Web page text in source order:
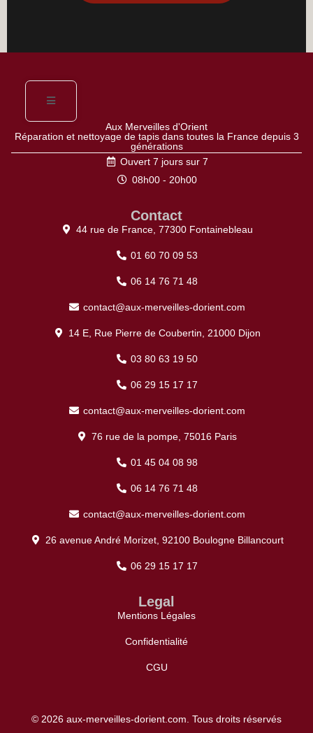
Aux Merveilles d'Orient
Réparation et nettoyage de tapis dans toutes la France depuis 3
générations
Ouvert 7 jours sur 7
08h00 - 20h00
Contact
44 rue de France, 77300 Fontainebleau
01 60 70 09 53
06 14 76 71 48
contact@aux-merveilles-dorient.com
14 E, Rue Pierre de Coubertin, 21000 Dijon
03 80 63 19 50
06 29 15 17 17
contact@aux-merveilles-dorient.com
76 rue de la pompe, 75016 Paris
01 45 04 08 98
06 14 76 71 48
contact@aux-merveilles-dorient.com
26 avenue André Morizet, 92100 Boulogne Billancourt
06 29 15 17 17
Legal
Mentions Légales
Confidentialité
CGU
© 2026 aux-merveilles-dorient.com. Tous droits réservés